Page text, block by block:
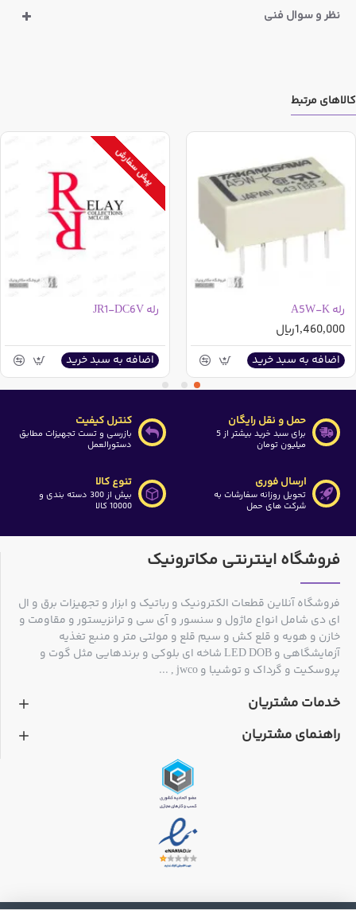
نظر و سوال فنی
کالاهای مرتبط
رله A5W-K
1,460,000ریال
اضافه به سبد خرید
پیش سفارش
رله JR1-DC6V
اضافه به سبد خرید
حمل و نقل رایگان
برای سبد خرید بیشتر از 5
میلیون تومان
کنترل کیفیت
بازرسی و تست تجهیزات مطابق
دستورالعمل
ارسال فوری
تحویل روزانه سفارشات به
شرکت های حمل
تنوع کالا
بیش از 300 دسته بندی و
10000 کالا
فروشگاه اینترنتی مکاترونیک
فروشگاه آنلاین قطعات الکترونیک و رباتیک و ابزار و تجهیزات برق و ال
ای دی شامل انواع ماژول و سنسور و آی سی و ترانزیستور و مقاومت و
خازن و هویه و قلع کش و سیم قلع و مولتی متر و منبع تغذیه
آزمایشگاهی و LED DOB شاخه ای بلوکی و برندهایی مثل گوت و
پروسکیت و گرداک و توشیبا و jwco , ...
خدمات مشتریان
راهنمای مشتریان